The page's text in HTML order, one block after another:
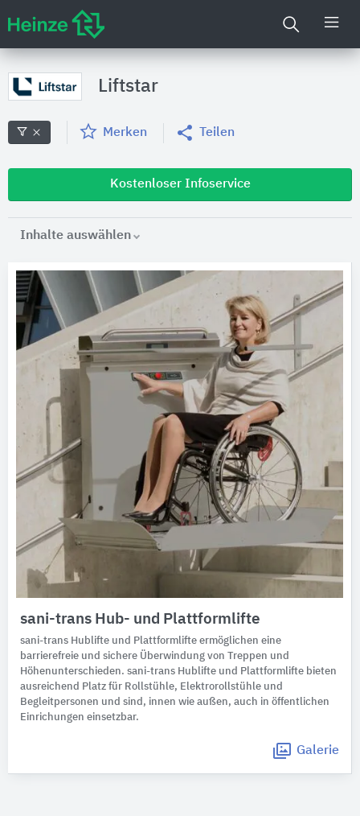
Liftstar
Merken Teilen
Kostenloser Infoservice
Inhalte auswählen
sani-trans Hub- und Plattformlifte
sani-trans Hublifte und Plattformlifte ermöglichen eine
barrierefreie und sichere Überwindung von Treppen und
Höhenunterschieden. sani-trans Hublifte und Plattformlifte bieten
ausreichend Platz für Rollstühle, Elektrorollstühle und
Begleitpersonen und sind, innen wie außen, auch in öffentlichen
Einrichungen einsetzbar.
Galerie